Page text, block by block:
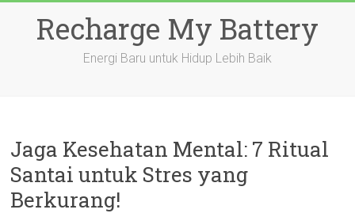
contentRecharge My Battery
Energi Baru untuk Hidup Lebih Baik
Jaga Kesehatan Mental: 7 Ritual
Santai untuk Stres yang
Berkurang!